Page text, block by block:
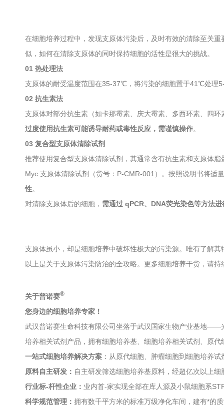
在细胞培养过程中，发现支原体污染后，及时有效的清除至关
似，如何在清除支原体的同时保持细胞的活性是很大的挑战。
01 热处理法
支原体的耐受温度范围在35-37℃，将污染的细胞置于41℃处理
02 抗生素法
支原体对部分抗生素（如卡那霉素、庆大霉素、多西环素、四
过度使用抗生素可能诱导耐药或毒性反应，需谨慎操作。
03 复合型支原体清除试剂
推荐使用复合型支原体清除试剂，其通常含有抗生素和支原体
Myc 支原体清除试剂（货号：P-CMR-001）。按照说明书将适
性。
对清除支原体后的细胞， 需通过 qPCR、DNA荧光染色等方法
支原体虽小，却是细胞培养中破坏性极大的污染源。唯有了解
以上是关于支原体污染防治的全攻略。更多细胞培养干货，请持
关于普诺赛®
您身边的细胞培养专家！
武汉普诺赛生命科技有限公司坐落于武汉国家生物产业基地——
培养相关试剂产品，拥有细胞培养基、细胞培养相关试剂、原
一站式细胞培养解决方案 ：从原代细胞、肿瘤细胞到细胞培养
原料自主研发： 自主研发筛选细胞培养基原料，经超亿次以上
行业标-杆性企业： 业内首-家实现全部在库人源及小鼠细胞系
科学规范管理： 拥有数千平方米的标准万级净化车间，建有*的